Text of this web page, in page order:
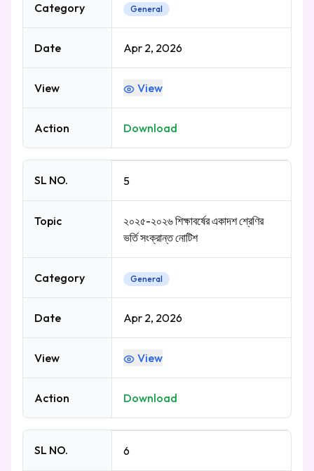
Category General
Date Apr 2, 2026
View View
Action Download
SL NO. 5
Topic
২০২৫-২০২৬ শিক্ষাবর্ষের একাদশ শ্রেণির
ভর্তি সংক্রান্ত নোটিশ
Category General
Date Apr 2, 2026
View View
Action Download
SL NO. 6